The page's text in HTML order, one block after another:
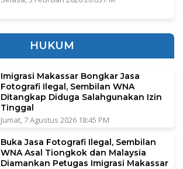
HUKUM
Imigrasi Makassar Bongkar Jasa
Fotografi Ilegal, Sembilan WNA
Ditangkap Diduga Salahgunakan Izin
Tinggal
Jumat, 7 Agustus 2026 18:45 PM
Buka Jasa Fotografi Ilegal, Sembilan
WNA Asal Tiongkok dan Malaysia
Diamankan Petugas Imigrasi Makassar